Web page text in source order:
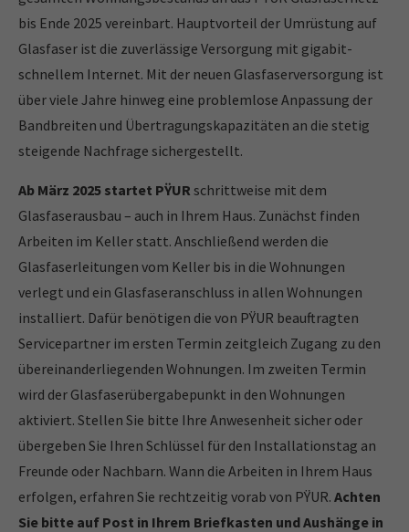
bis Ende 2025 vereinbart. Hauptvorteil der Umrüstung auf
Glasfaser ist die zuverlässige Versorgung mit gigabit-
schnellem Internet. Mit der neuen Glasfaserversorgung ist
über viele Jahre hinweg eine problemlose Anpassung der
Bandbreiten und Übertragungskapazitäten an die stetig
steigende Nachfrage sichergestellt.
Ab März 2025 startet PŸUR schrittweise mit dem
Glasfaserausbau – auch in Ihrem Haus. Zunächst finden
Arbeiten im Keller statt. Anschließend werden die
Glasfaserleitungen vom Keller bis in die Wohnungen
verlegt und ein Glasfaseranschluss in allen Wohnungen
installiert. Dafür benötigen die von PŸUR beauftragten
Servicepartner im ersten Termin zeitgleich Zugang zu den
übereinanderliegenden Wohnungen. Im zweiten Termin
wird der Glasfaserübergabepunkt in den Wohnungen
aktiviert. Stellen Sie bitte Ihre Anwesenheit sicher oder
übergeben Sie Ihren Schlüssel für den Installationstag an
Freunde oder Nachbarn. Wann die Arbeiten in Ihrem Haus
erfolgen, erfahren Sie rechtzeitig vorab von PŸUR. Achten
Sie bitte auf Post in Ihrem Briefkasten und Aushänge in